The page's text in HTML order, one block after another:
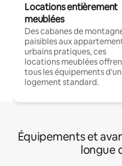
Locations entièrement
meublées
Des cabanes de
paisibles aux
urbains pratiques, ces
locations meublées
tous les équipements d'un
logement standard.
Équipements et
longue